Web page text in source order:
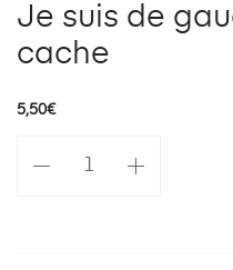
Je suis de
cache
5,50€